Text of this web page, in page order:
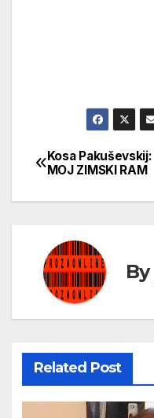
Кретање
чланка
Kosa Pakuševskij:
MOJ ZIMSKI RAM
By
Related Post